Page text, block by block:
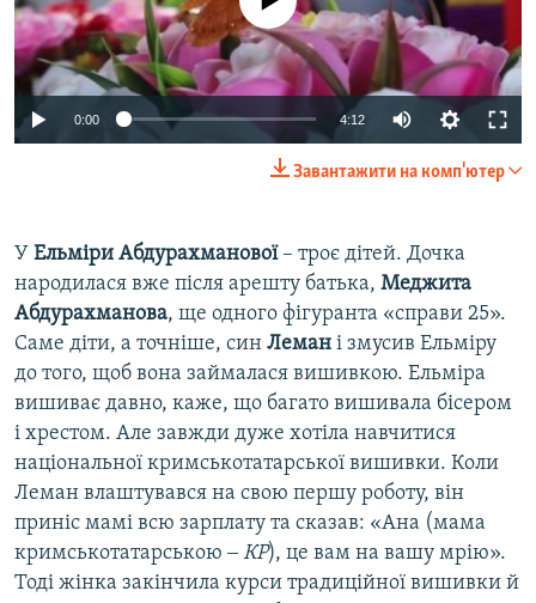
720p 1080p
0:00 4:12
720p
1080p
Завантажити на комп'ютер
У Ельміри Абдурахманової– троє дітей. Дочка
народилася вже після арешту батька, Меджита
Абдурахманова, ще одного фігуранта «справи 25».
Саме діти, а точніше, син Леман і змусив Ельміру
до того, щоб вона займалася вишивкою. Ельміра
вишиває давно, каже, що багато вишивала бісером
і хрестом. Але завжди дуже хотіла навчитися
національної кримськотатарської вишивки. Коли
Леман влаштувався на свою першу роботу, він
приніс мамі всю зарплату та сказав: «Ана (мама
кримськотатарською ‒КР), це вам на вашу мрію».
Тоді жінка закінчила курси традиційної вишивки й